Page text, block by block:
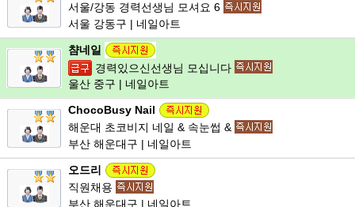
서울/강동 경력선생님 모셔요 6
서울 강동구 | 네일아트
챰네일
경력있으신선생님 모십니다
울산 중구 | 네일아트
ChocoBusy Nail
해운대 초코비지 네일 & 속눈썹 &
부산 해운대구 | 네일아트
오드리
직원채용
부산 해운대구 | 네일아트